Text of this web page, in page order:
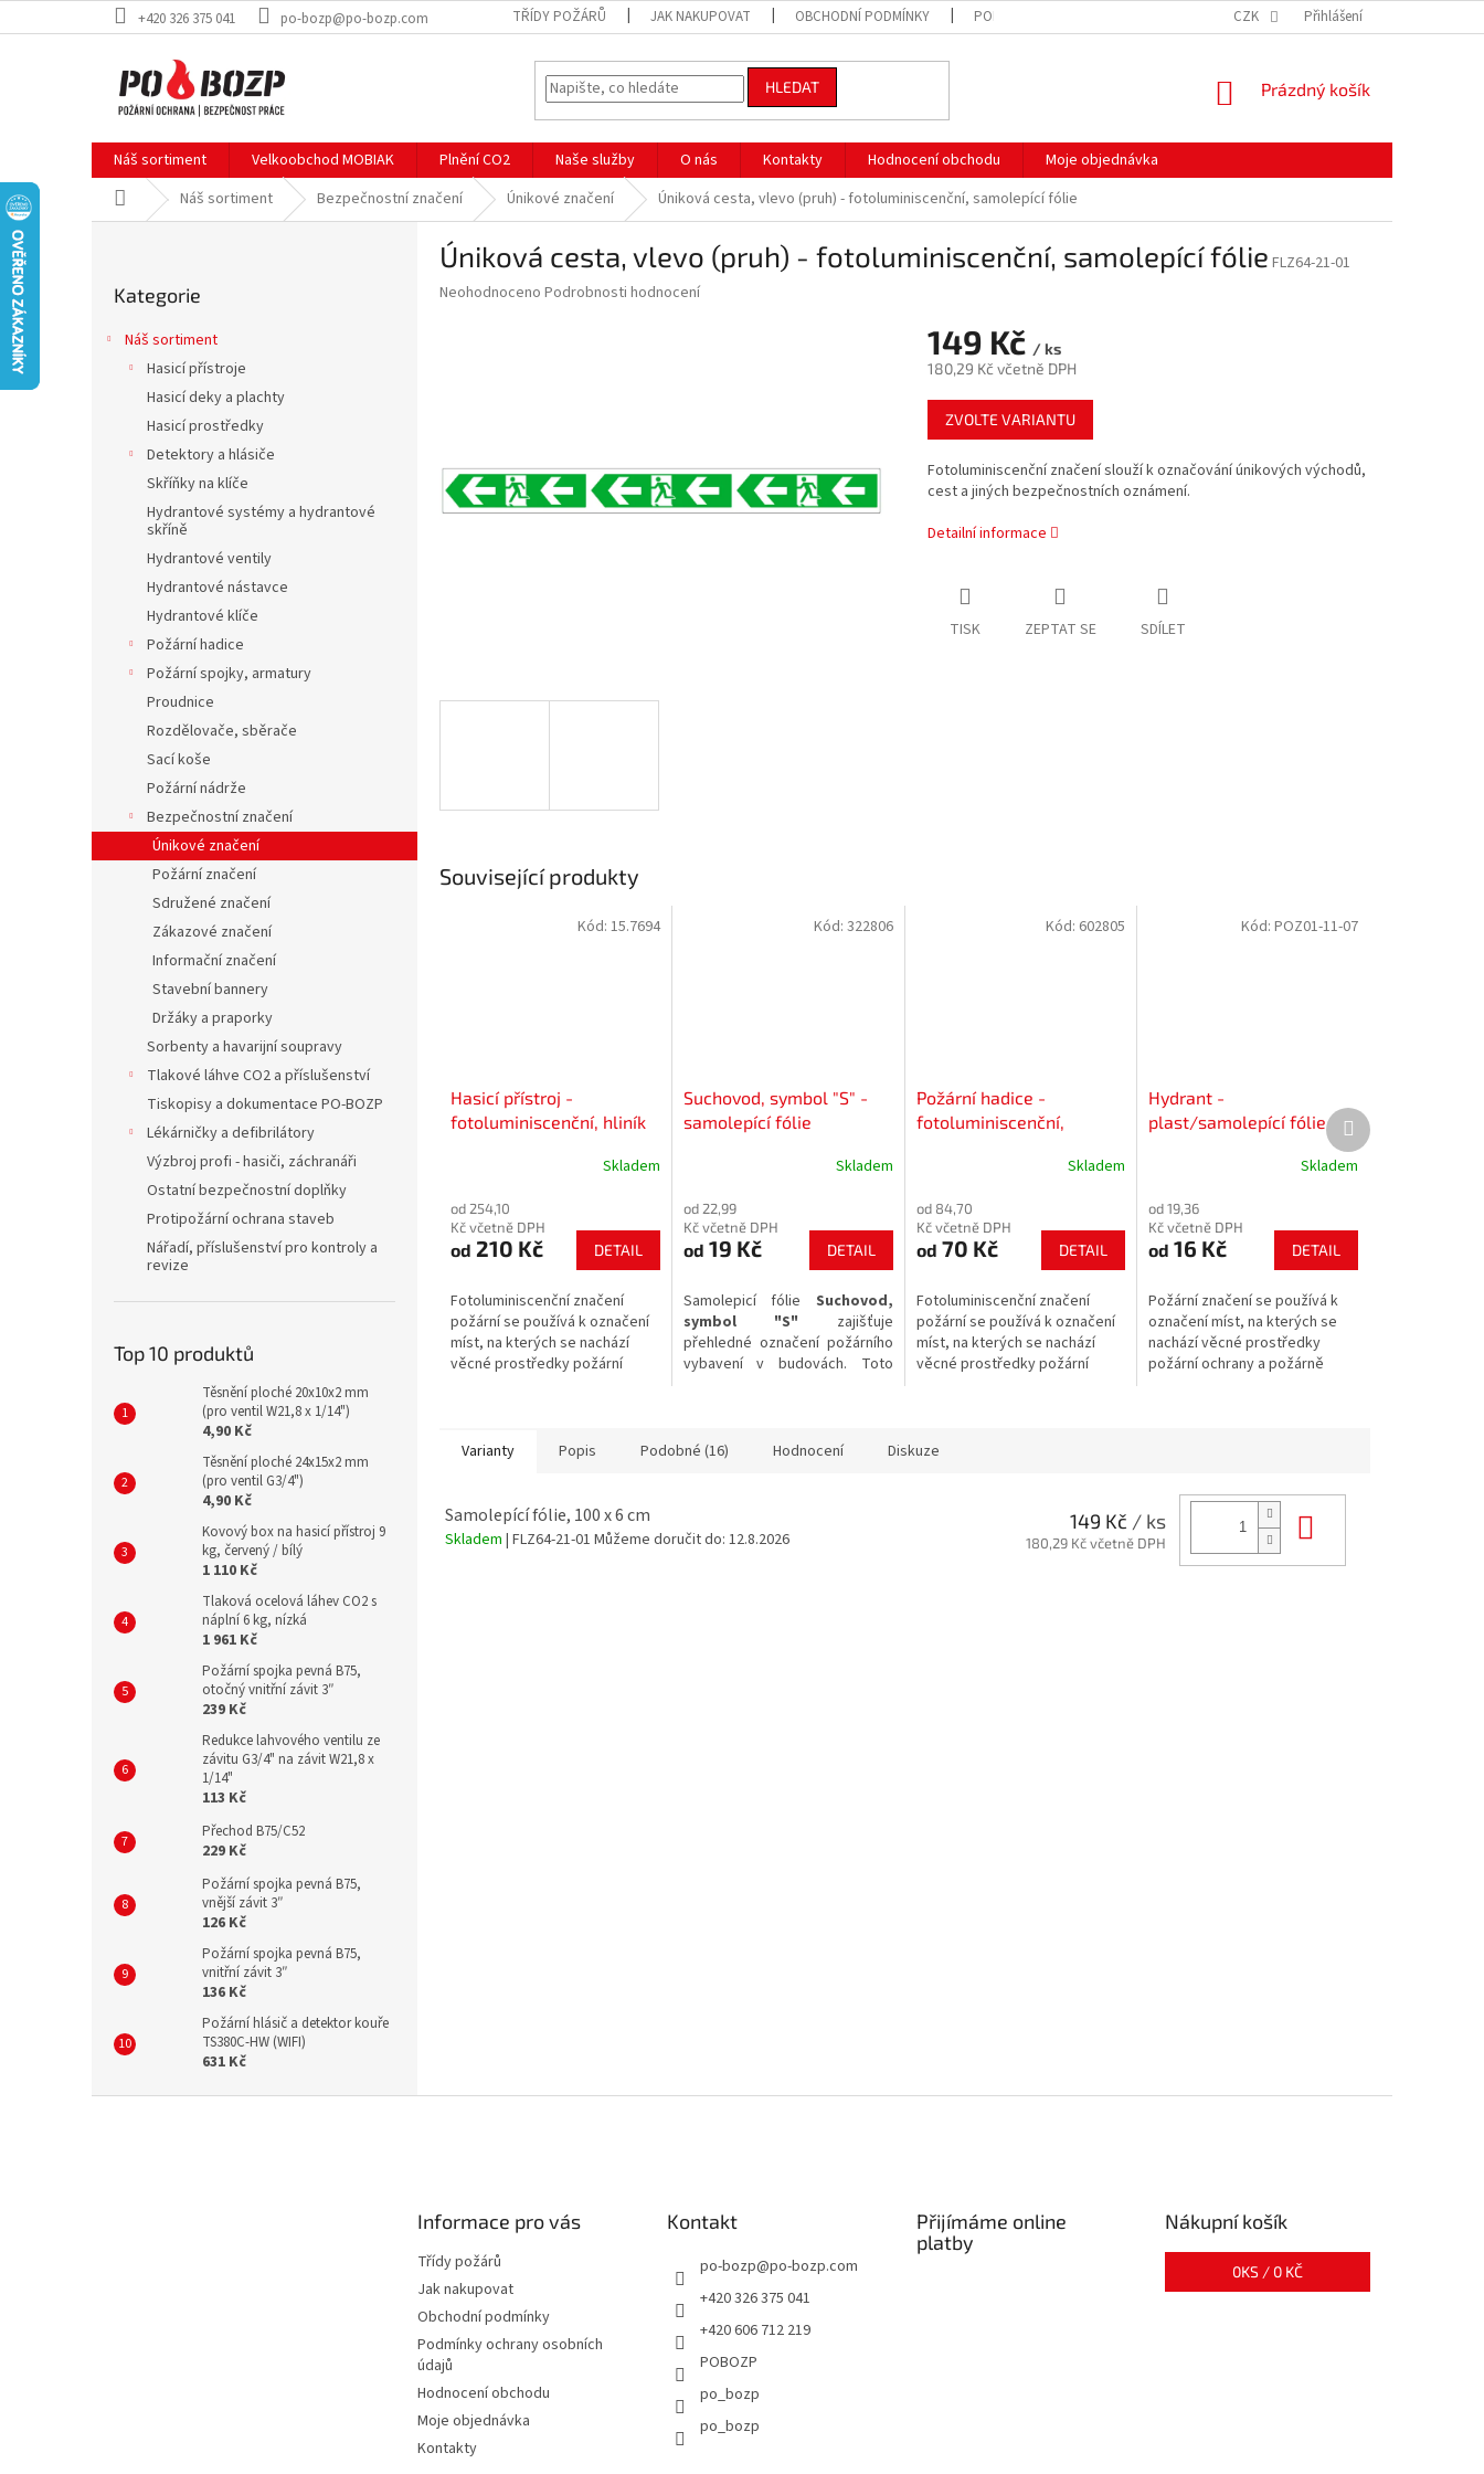
na
+420 326 375 041 po-bozp@po-bozp.com TŘÍDY POŽÁRŮ JAK NAKUPOVAT OBCHODNÍ PODMÍNKY PODMÍNKY OCHRANY OSOBNÍCH ÚDAJŮ HODNOCENÍ OBCHODU
CZK Přihlášení
HLEDAT
NÁKUPNÍ
Prázdný košík
Náš sortiment Velkoobchod MOBIAK Plnění CO2 Naše služby O nás Kontakty Hodnocení obchodu
Moje objednávka
Domů Náš sortiment Bezpečnostní značení Únikové značení Úniková cesta, vlevo (pruh) - fotoluminiscenční, samolepící fólie
kategorie
Kategorie
Náš sortiment
Hasicí přístroje
Hasicí deky a plachty
Hasicí prostředky
Detektory a hlásiče
Skříňky na klíče
Hydrantové systémy a hydrantové
skříně
Hydrantové ventily
Hydrantové nástavce
Hydrantové klíče
Požární hadice
Požární spojky, armatury
Proudnice
Rozdělovače, sběrače
Sací koše
Požární nádrže
Bezpečnostní značení
Únikové značení
Požární značení
Sdružené značení
Zákazové značení
Informační značení
Stavební bannery
Držáky a praporky
Sorbenty a havarijní soupravy
Tlakové láhve CO2 a příslušenství
Tiskopisy a dokumentace PO-BOZP
Lékárničky a defibrilátory
Výzbroj profi - hasiči, záchranáři
Ostatní bezpečnostní doplňky
Protipožární ochrana staveb
Nářadí, příslušenství pro kontroly a
revize
Top 10 produktů
Těsnění ploché 20x10x2 mm
(pro ventil W21,8 x 1/14")
4,90 Kč
Těsnění ploché 24x15x2 mm
(pro ventil G3/4")
4,90 Kč
Kovový box na hasicí přístroj 9
kg, červený / bílý
1 110 Kč
Tlaková ocelová láhev CO2 s
náplní 6 kg, nízká
1 961 Kč
Požární spojka pevná B75,
otočný vnitřní závit 3″
239 Kč
Redukce lahvového ventilu ze
závitu G3/4" na závit W21,8 x
1/14"
113 Kč
Přechod B75/C52
229 Kč
Požární spojka pevná B75,
vnější závit 3″
126 Kč
Požární spojka pevná B75,
vnitřní závit 3″
136 Kč
Požární hlásič a detektor kouře
TS380C-HW (WIFI)
631 Kč
Úniková cesta, vlevo (pruh) - fotoluminiscenční, samolepící fólie FLZ64-21-01
Průměrné
Neohodnoceno Podrobnosti hodnocení
149 Kč / ks
180,29 Kč včetně DPH
Měrná
cena:
ZVOLTE VARIANTU
Fotoluminiscenční značení slouží k označování únikových východů,
cest a jiných bezpečnostních oznámení.
Detailní informace
TISK ZEPTAT SE SDÍLET
Související produkty
Hasicí přístroj -
fotoluminiscenční, hliník
Skladem
od 254,10
Kč včetně DPH
od 210 Kč DETAIL
Fotoluminiscenční značení
požární se používá k označení
míst, na kterých se nachází
věcné prostředky požární
Kód: 15.7694
Suchovod, symbol "S" -
samolepící fólie
Skladem
od 22,99
Kč včetně DPH
od 19 Kč DETAIL
Samolepicí fólie Suchovod,
symbol "S" zajišťuje
přehledné označení požárního
vybavení v budovách. Toto
Kód: 322806
Požární hadice -
fotoluminiscenční,
Skladem
od 84,70
Kč včetně DPH
od 70 Kč DETAIL
Fotoluminiscenční značení
požární se používá k označení
míst, na kterých se nachází
věcné prostředky požární
Kód: 602805
Hydrant -
plast/samolepící fólie
Skladem
od 19,36
Kč včetně DPH
od 16 Kč DETAIL
Požární značení se používá k
označení míst, na kterých se
nachází věcné prostředky
požární ochrany a požárně
Kód: POZ01-11-07
Další
produkt
Varianty Popis Podobné (16) Hodnocení Diskuze
Samolepící fólie, 100 x 6 cm
Skladem | FLZ64-21-01 Můžeme doručit do: 12.8.2026
149 Kč / ks
180,29 Kč včetně DPH
Informace pro vás
Třídy požárů
Jak nakupovat
Obchodní podmínky
Podmínky ochrany osobních
údajů
Hodnocení obchodu
Moje objednávka
Kontakty
Kontakt
po-bozp@po-bozp.com
+420 326 375 041
+420 606 712 219
POBOZP
po_bozp
po_bozp
Přijímáme online
platby
Nákupní košík
0KS / 0 KČ